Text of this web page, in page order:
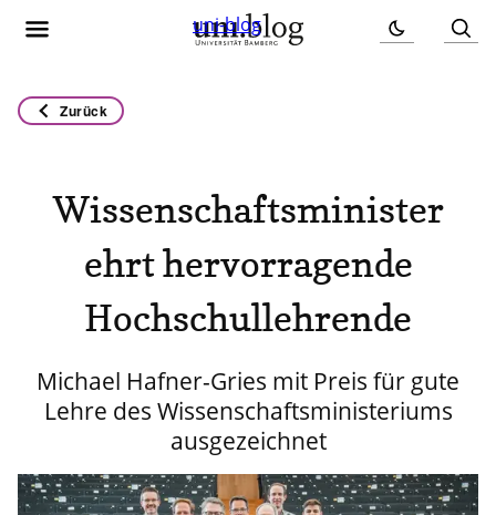
uni-blog
Zurück
Wissenschaftsminister
ehrt hervorragende
Hochschullehrende
Michael Hafner-Gries mit Preis für gute
Lehre des Wissenschaftsministeriums
ausgezeichnet